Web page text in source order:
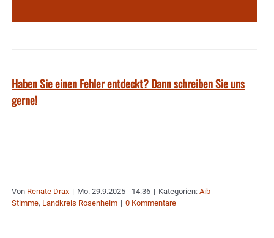
Haben Sie einen Fehler entdeckt? Dann schreiben Sie uns
gerne!
Von Renate Drax | Mo. 29.9.2025 - 14:36 | Kategorien: Aib-
Stimme, Landkreis Rosenheim | 0 Kommentare